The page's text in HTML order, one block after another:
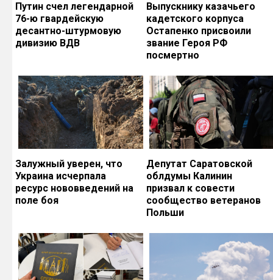
Путин счел легендарной
76-ю гвардейскую
десантно-штурмовую
дивизию ВДВ
Выпускнику казачьего
кадетского корпуса
Остапенко присвоили
звание Героя РФ
посмертно
Залужный уверен, что
Украина исчерпала
ресурс нововведений на
поле боя
Депутат Саратовской
облдумы Калинин
призвал к совести
сообщество ветеранов
Польши